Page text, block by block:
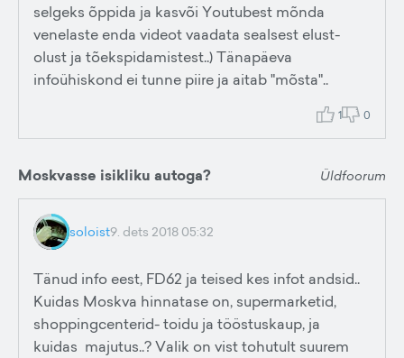
selgeks õppida ja kasvõi Youtubest mõnda
venelaste enda videot vaadata sealsest elust-
olust ja tõekspidamistest..) Tänapäeva
infoühiskond ei tunne piire ja aitab "mõsta"..
1 0
Moskvasse isikliku autoga? Üldfoorum
soloist9. dets 2018 05:32
Tänud info eest, FD62 ja teised kes infot andsid..
Kuidas Moskva hinnatase on, supermarketid,
shoppingcenterid- toidu ja tööstuskaup, ja
kuidas majutus..? Valik on vist tohutult suurem